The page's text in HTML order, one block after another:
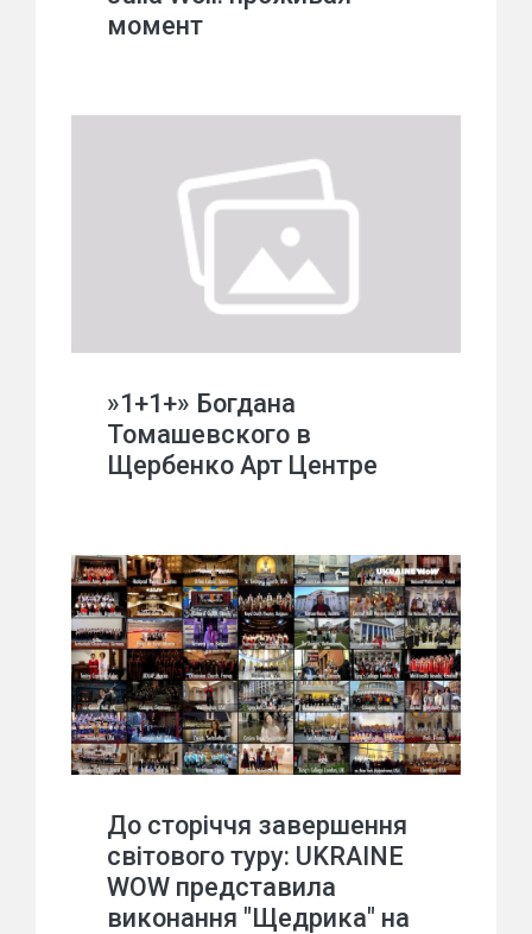
момент
»1+1+» Богдана
Томашевского в
Щербенко Арт Центре
До сторіччя завершення
світового туру: UKRAINE
WOW представила
виконання "Щедрика" на